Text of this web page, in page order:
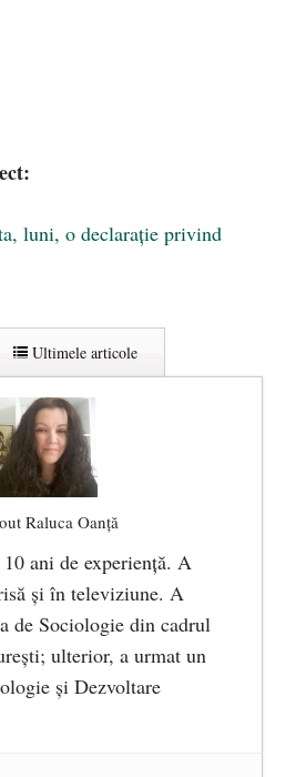
luni, o declarație privind
Ultimele articole
Raluca Oanță
ani de experiență. A
și în televiziune. A
de Sociologie din cadrul
ulterior, a urmat un
și Dezvoltare